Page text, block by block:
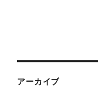
アーカイブ